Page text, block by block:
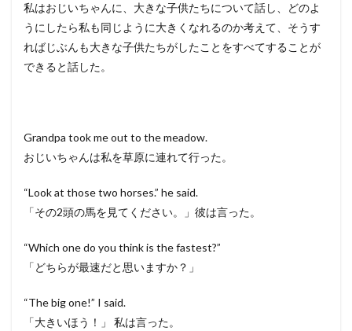
私はおじいちゃんに、大きな子供たちについて話し、どのよ
うにしたら私も同じように大きくなれるのか考えて、そうす
ればじぶんも大きな子供たちがしたことをすべてすることが
できると話した。
Grandpa took me out to the meadow.
おじいちゃんは私を草原に連れて行った。
“Look at those two horses.” he said.
「その2頭の馬を見てください。」彼は言った。
“Which one do you think is the fastest?”
「どちらが最速だと思いますか？」
“The big one!” I said.
「大きいほう！」 私は言った。